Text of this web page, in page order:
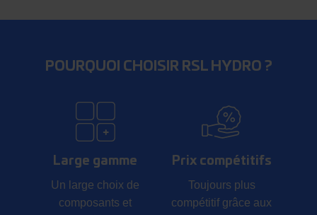
POURQUOI CHOISIR RSL HYDRO ?
Large gamme
Un large choix de
composants et
Prix compétitifs
Toujours plus
compétitif grâce aux